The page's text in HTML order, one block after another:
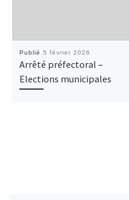
Publié 5 février 2026
Arrêté préfectoral –
Elections municipales